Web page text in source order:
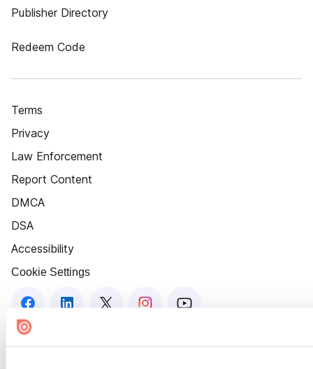
Publisher Directory
Redeem Code
Terms
Privacy
Law Enforcement
Report Content
DMCA
DSA
Accessibility
Cookie Settings